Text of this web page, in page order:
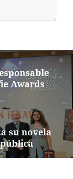
Awards
su novela